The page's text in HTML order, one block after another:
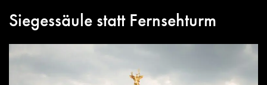
Siegessäule statt Fernsehturm